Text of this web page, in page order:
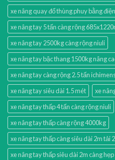
xe nâng quay đổ thùng phuy bằng
xe nâng tay 5 tấn càng rộng
xe nâng tay 2500kg càng rộng niuli
xe nâng tay bậc thang 1500kg nâng
xe nâng tay càng rộng 2.5 tấn
xe nâng tay siêu dài 1.5 mét
xe
xe nâng tay thấp 4 tấn càng rộng niuli
xe nâng tay thấp càng rộng 4000kg
xe nâng tay thấp càng siêu dài 2m tải
xe nâng tay thấp siêu dài 2m càng hẹp